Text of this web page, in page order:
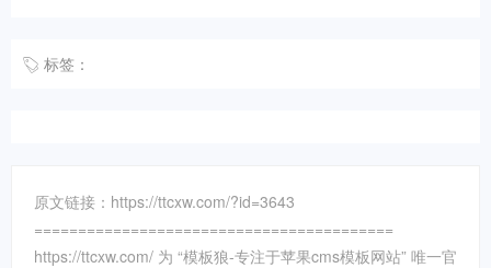
标签：
原文链接：https://ttcxw.com/?id=3643
=========================================
https://ttcxw.com/ 为 “模板狼-专注于苹果cms模板网站” 唯一官